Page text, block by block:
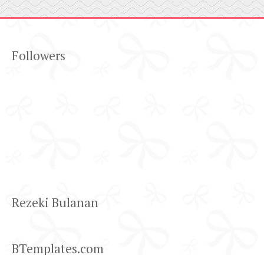
Followers
Rezeki Bulanan
BTemplates.com